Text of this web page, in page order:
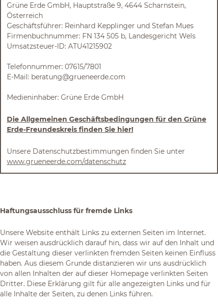
Grüne Erde GmbH, Hauptstraße 9, 4644 Scharnstein,
Österreich
Geschäftsführer: Reinhard Kepplinger und Stefan Mues
Firmenbuchnummer: FN 134 505 b, Landesgericht Wels
Umsatzsteuer-ID: ATU41215902
Telefonnummer: 07615/7801
E-Mail: beratung@grueneerde.com
Medieninhaber: Grüne Erde GmbH
Die Allgemeinen Geschäftsbedingungen für den Grüne
Erde-Freundeskreis finden Sie hier!
Unsere Datenschutzbestimmungen finden Sie unter
www.grueneerde.com/datenschutz
Haftungsausschluss für fremde Links
Unsere Website enthält Links zu externen Seiten im Internet.
Wir weisen ausdrücklich darauf hin, dass wir auf den Inhalt und
die Gestaltung dieser verlinkten fremden Seiten keinen Einfluss
haben. Aus diesem Grunde distanzieren wir uns ausdrücklich
von allen Inhalten der auf dieser Homepage verlinkten Seiten
Dritter. Diese Erklärung gilt für alle angezeigten Links und für
alle Inhalte der Seiten, zu denen Links führen.